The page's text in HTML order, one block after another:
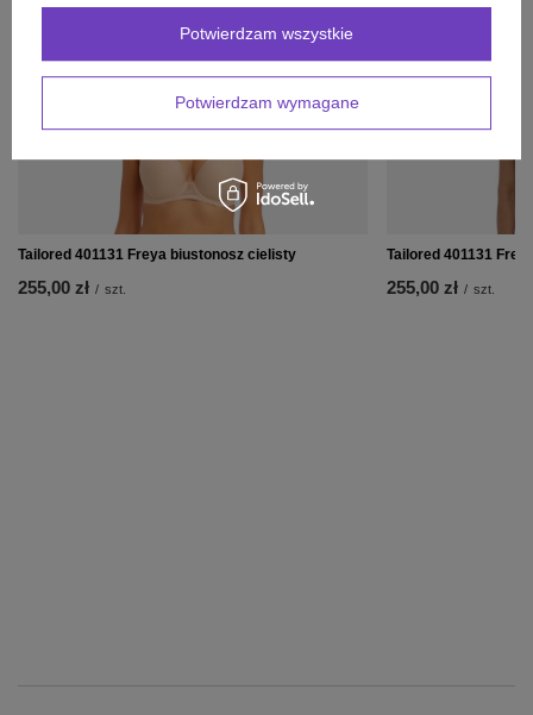
Tailored 401131 Freya biustonosz cielisty
255,00 zł / szt.
Tailored 401131
255,00 zł / szt.
Potwierdzam wymagane
Potwierdzam wszystkie